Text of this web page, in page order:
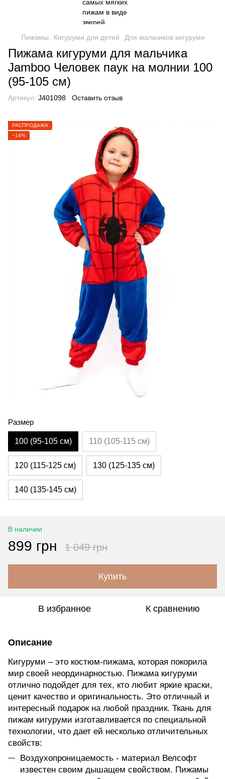
Пижамы Кигуруми для детей Для мальчиков кигуруми
Пижама кигуруми для мальчика
Jamboo Человек паук на молнии 100
(95-105 см)
Артикул: J401098 Оставить отзыв
РАСПРОДАЖА
−14%
Размер
100 (95-105 см) 110 (105-115 см)
120 (115-125 см) 130 (125-135 см)
140 (135-145 см)
В наличии
899 грн 1 049 грн
Купить
В избранное К сравнению
Описание
Кигуруми – это костюм-пижама, которая покорила
мир своей неординарностью. Пижама кигуруми
отлично подойдет для тех, кто любит яркие краски,
ценит качество и оригинальность. Это отличный и
интересный подарок на любой праздник. Ткань для
пижам кигуруми изготавливается по специальной
технологии, что дает ей несколько отличительных
свойств:
Воздухопроницаемость - материал Велсофт
известен своим дышащем свойством. Пижамы